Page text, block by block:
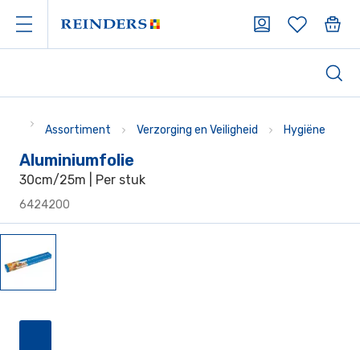
Assortiment Verzorging en Veiligheid Hygiëne
Aluminiumfolie
30cm/25m | Per stuk
6424200